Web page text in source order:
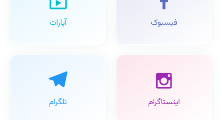
فیسبوک آپارات
اینستاگرام تلگرام